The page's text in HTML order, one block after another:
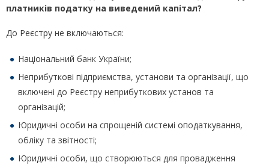
платників податку на виведений капітал?
До Реєстру не включаються:
Національний банк України;
Неприбуткові підприємства, установи та організації, що
включені до Реєстру неприбуткових установ та
організацій;
Юридичні особи на спрощеній системі оподаткування,
обліку та звітності;
Юридичні особи, що створюються для провадження